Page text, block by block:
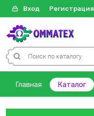
Вход Регистрация
Главная Каталог